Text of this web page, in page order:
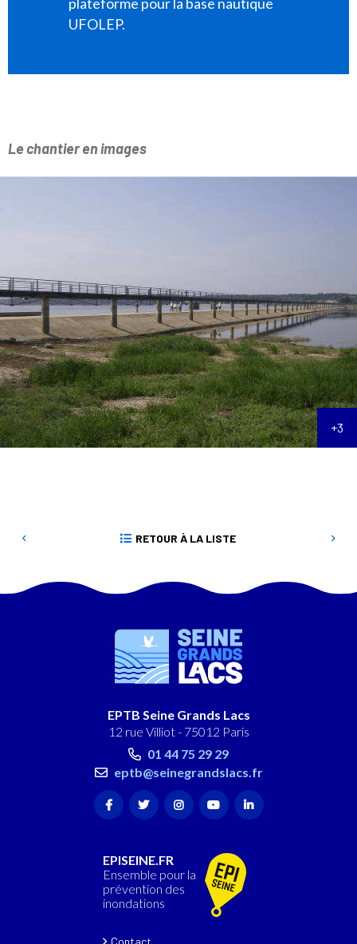
UFOLEP.
Le chantier en images
RETOUR À LA LISTE
EPTB Seine Grands Lacs
12 rue Villiot - 75012 Paris
01 44 75 29 29
eptb@seinegrandslacs.fr
EPISEINE.FR
Ensemble pour la
prévention des
inondations
Contact